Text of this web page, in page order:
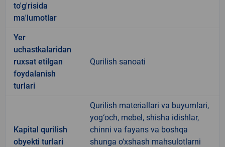
to'g'risida
ma'lumotlar
Yer
uchastkalaridan
ruxsat etilgan
foydalanish
turlari
Qurilish sanoati
Kapital qurilish
obyekti turlari
Qurilish materiallari va buyumlari,
yog‘och, mebel, shisha idishlar,
chinni va fayans va boshqa
shunga o‘xshash mahsulotlarni